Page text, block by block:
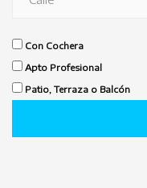
Con Cochera
Apto Profesional
Patio, Terraza o Balcón